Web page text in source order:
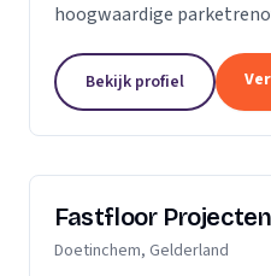
hoogwaardige
den Rijn en Gouda, bieden
zowel...
Bekijk profiel
Fastfloor Projecten
Doetinchem, Gelderland